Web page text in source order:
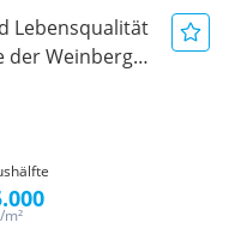
Lebensqualität
der Weinberge